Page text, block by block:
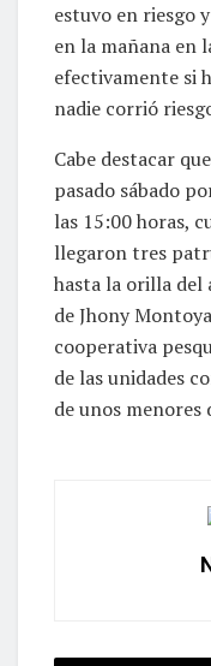
estuvo en riesgo
en la mañana en
efectivamente si
nadie corrió
Cabe destacar
pasado sábado
las 15:00 horas,
llegaron tres
hasta la orilla del
de Jhony
cooperativa
de las unidades
de unos menores